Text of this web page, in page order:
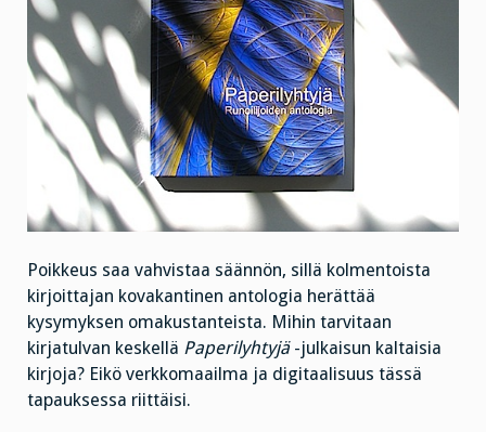
Poikkeus saa vahvistaa säännön, sillä kolmentoista
kirjoittajan kovakantinen antologia herättää
kysymyksen omakustanteista. Mihin tarvitaan
kirjatulvan keskellä Paperilyhtyjä-julkaisun kaltaisia
kirjoja? Eikö verkkomaailma ja digitaalisuus tässä
tapauksessa riittäisi.